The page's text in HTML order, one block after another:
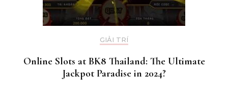
GIẢI TRÍ
Online Slots at BK8 Thailand: The Ultimate
Jackpot Paradise in 2024?